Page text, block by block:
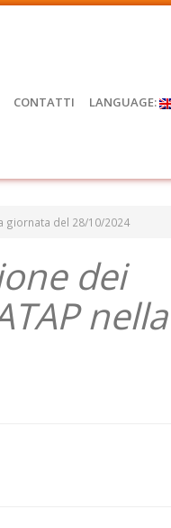
CONTATTI LANGUAGE:
giornata del 28/10/2024
dei
nella